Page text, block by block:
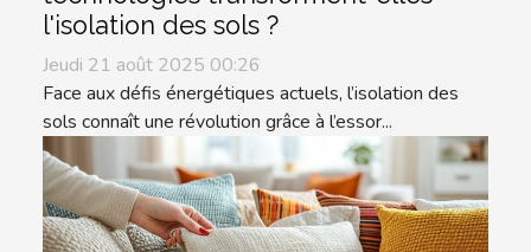
l'isolation des sols ?
Jeudi 21 août 2025 00:26
Face aux défis énergétiques actuels, l’isolation des
sols connaît une révolution grâce à l’essor...